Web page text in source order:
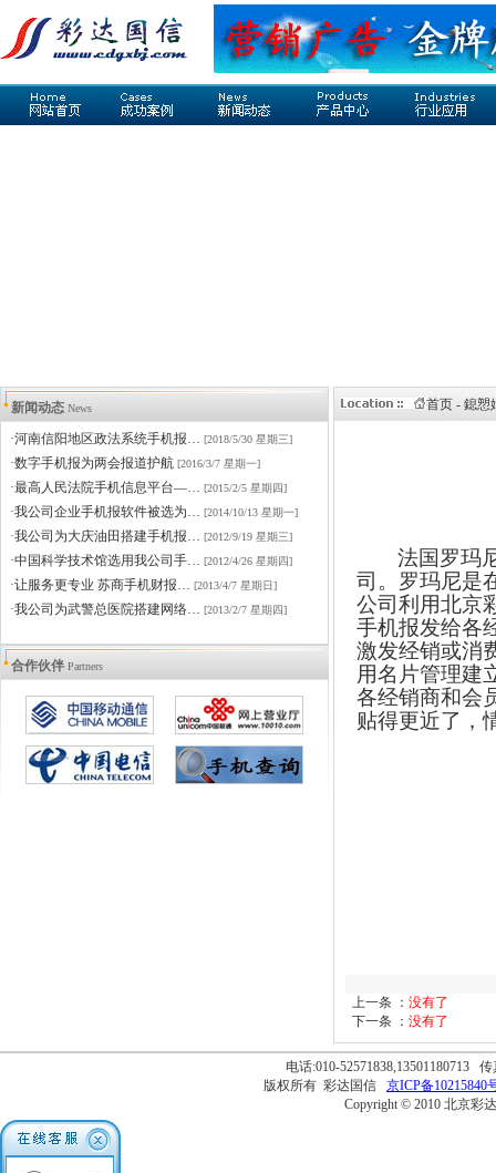
新闻动态 News
·河南信阳地区政法系统手机报… [2018/5/30 星期三]
·数字手机报为两会报道护航 [2016/3/7 星期一]
·最高人民法院手机信息平台—… [2015/2/5 星期四]
·我公司企业手机报软件被选为… [2014/10/13 星期一]
·我公司为大庆油田搭建手机报… [2012/9/19 星期三]
·中国科学技术馆选用我公司手… [2012/4/26 星期四]
·让服务更专业 苏商手机财报… [2013/4/7 星期日]
·我公司为武警总医院搭建网络… [2013/2/7 星期四]
合作伙伴 Partners
首页 - 鎴愬
法国罗玛
司。罗玛尼是
公司利用北京
手机报发给各
激发经销或消
用名片管理建
各经销商和会
贴得更近了，
上一条 ： 没有了
下一条 ： 没有了
电话:010-52571838,13501180713
版权所有 彩达国信 京ICP备10215840
Copyright © 2010 北京彩